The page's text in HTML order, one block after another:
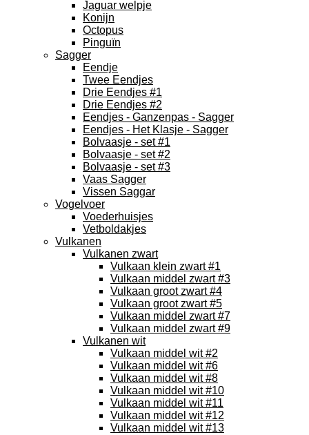
Jaguar welpje
Konijn
Octopus
Pinguïn
Sagger
Eendje
Twee Eendjes
Drie Eendjes #1
Drie Eendjes #2
Eendjes - Ganzenpas - Sagger
Eendjes - Het Klasje - Sagger
Bolvaasje - set #1
Bolvaasje - set #2
Bolvaasje - set #3
Vaas Sagger
Vissen Saggar
Vogelvoer
Voederhuisjes
Vetboldakjes
Vulkanen
Vulkanen zwart
Vulkaan klein zwart #1
Vulkaan middel zwart #3
Vulkaan groot zwart #4
Vulkaan groot zwart #5
Vulkaan middel zwart #7
Vulkaan middel zwart #9
Vulkanen wit
Vulkaan middel wit #2
Vulkaan middel wit #6
Vulkaan middel wit #8
Vulkaan middel wit #10
Vulkaan middel wit #11
Vulkaan middel wit #12
Vulkaan middel wit #13